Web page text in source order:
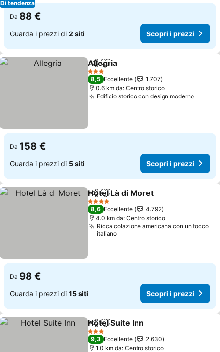
Di tendenza
Da 88 €
Guarda i prezzi di 2 siti Scopri i prezzi
CondividiAggiungi ai preferiti
Allegria
3 Stelle
8,5 Eccellente
1.707
0.6 km da: Centro storico
Edificio storico con design moderno
Da 158 €
Guarda i prezzi di 5 siti Scopri i prezzi
CondividiAggiungi ai preferiti
Hotel Là di Moret
4 Stelle
8,6 Eccellente
4.792
4.0 km da: Centro storico
Ricca colazione americana con un tocco
italiano
Da 98 €
Guarda i prezzi di 15 siti Scopri i prezzi
CondividiAggiungi ai preferiti
Hotel Suite Inn
3 Stelle
9,3 Eccellente
2.630
1.0 km da: Centro storico